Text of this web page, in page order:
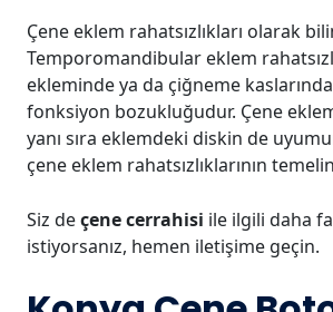
Çene eklem rahatsızlıkları olarak
Temporomandibular eklem
ekleminde ya da çiğneme
fonksiyon bozukluğudur. Çene
yanı sıra eklemdeki diskin de
çene eklem rahatsızlıklarının
Siz deçene cerrahisi ile ilgili daha
istiyorsanız, hemen iletişime geçin.